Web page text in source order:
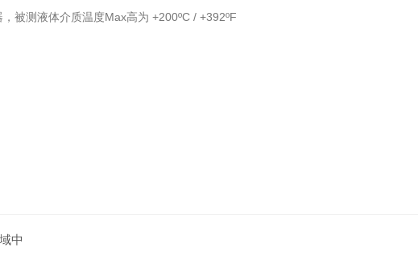
测液体介质温度Max高为 +200ºC / +392ºF
中